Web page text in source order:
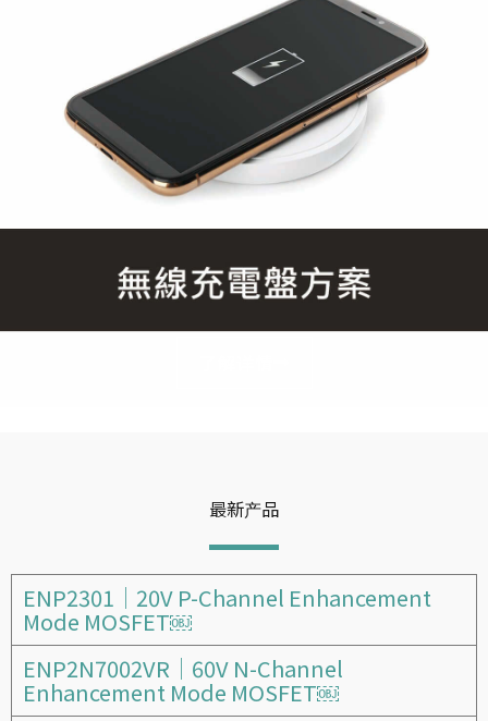
最新产品
ENP2301｜20V P-Channel Enhancement
Mode MOSFET￼
ENP2N7002VR｜60V N-Channel
Enhancement Mode MOSFET￼
页
面
页
面
页
面
页
面
页
面
页
面
页
面